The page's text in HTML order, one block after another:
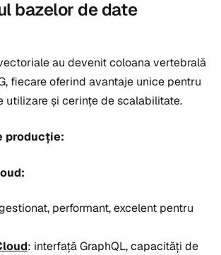
bazelor de date
au devenit coloana vertebrală
fiecare oferind avantaje unice pentru
utilizare și cerințe de scalabilitate.
producție:
performant, excelent pentru
: interfață GraphQL, capacități de